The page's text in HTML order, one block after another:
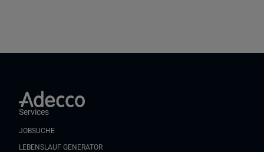
Services
JOBSUCHE
LEBENSLAUF GENERATOR